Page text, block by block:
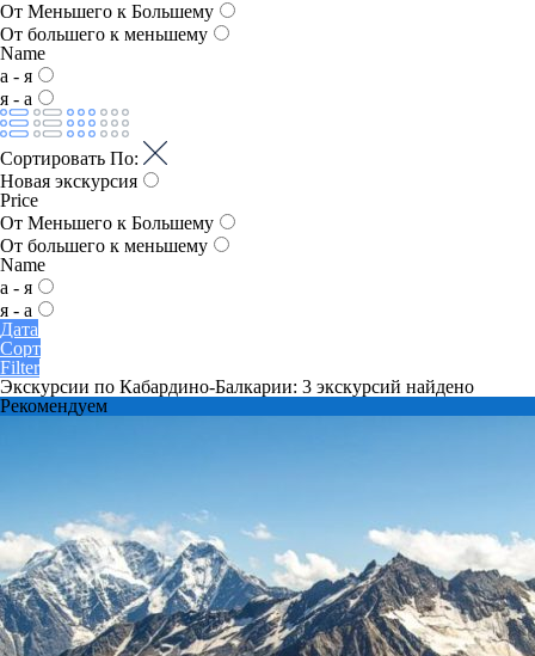
От Меньшего к Большему
От большего к меньшему
Name
а - я
я - а
Сортировать По:
Новая экскурсия
Price
От Меньшего к Большему
От большего к меньшему
Name
а - я
я - а
Дата
Сорт
Filter
Экскурсии по Кабардино-Балкарии: 3 экскурсий найдено
Рекомендуем